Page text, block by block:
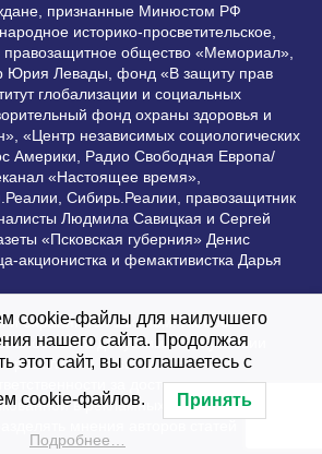
признанные Минюстом РФ
историко-просветительское,
правозащитное общество «Мемориал»,
Юрия Левады, фонд «В защиту прав
глобализации и социальных
фонд охраны здоровья и
«Центр независимых социологических
Америки, Радио Свободная Европа/
«Настоящее время»,
Сибирь.Реалии, правозащитник
Людмила Савицкая и Сергей
«Псковская губерния» Денис
акционистка и фемактивистка Дарья
и охраняются законом. Любое
сайта допустимо при условии
на Vesti.UZ.
за достоверность
в рекламных объявлениях.
cookie-файлы для наилучшего
нашего сайта. Продолжая
этот сайт, вы соглашаетесь с
cookie-файлов. Принять
Подробнее…